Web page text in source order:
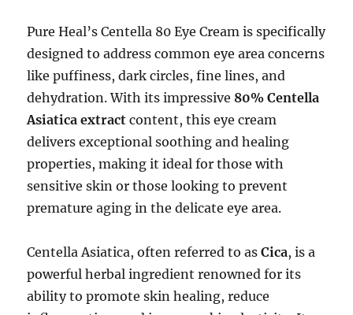
Pure Heal’s Centella 80 Eye Cream is specifically
designed to address common eye area concerns
like puffiness, dark circles, fine lines, and
dehydration. With its impressive 80% Centella
Asiatica extract content, this eye cream
delivers exceptional soothing and healing
properties, making it ideal for those with
sensitive skin or those looking to prevent
premature aging in the delicate eye area.
Centella Asiatica, often referred to asCica, is a
powerful herbal ingredient renowned for its
ability to promote skin healing, reduce